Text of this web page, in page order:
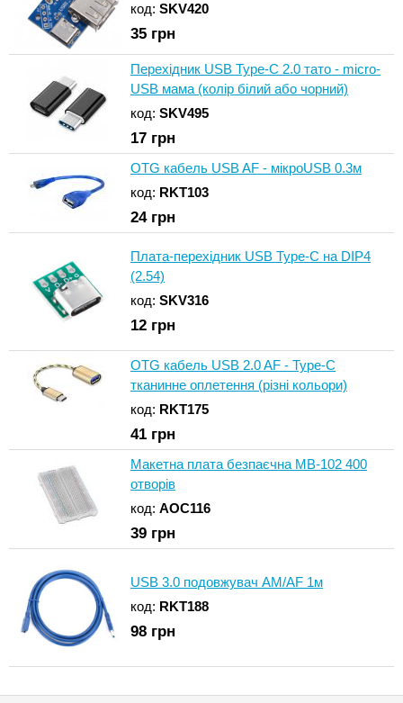
код: SKV420
35 грн
Перехідник USB Type-C 2.0 тато - micro-
USB мама (колір білий або чорний)
код: SKV495
17 грн
OTG кабель USB AF - мікроUSB 0.3м
код: RKT103
24грн
Плата-перехідник USB Type-C на DIP4
(2.54)
код: SKV316
12 грн
OTG кабель USB 2.0 AF - Type-C
тканинне оплетення (різні кольори)
код: RKT175
41 грн
Макетна плата безпаєчна MB-102 400
отворів
код: AOC116
39 грн
USB 3.0 подовжувач AM/AF 1м
код: RKT188
98 грн